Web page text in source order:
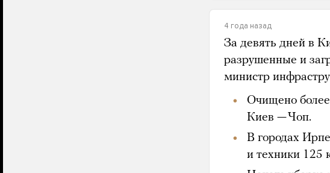
4 года назад
За девять дней в
разрушенные и
министр
Очищено
Киев — Чоп.
В городах
и техники 125